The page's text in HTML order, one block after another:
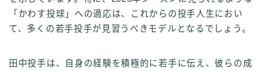
「かわす投球」への適応は、これからの投手人生におい
て、多くの若手投手が見習うべきモデルとなるでしょう。
田中投手は、自身の経験を積極的に若手に伝え、彼らの成